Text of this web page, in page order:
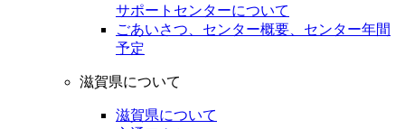
サポートセンターについて
ごあいさつ、センター概要、センター年間
予定
滋賀県について
滋賀県について